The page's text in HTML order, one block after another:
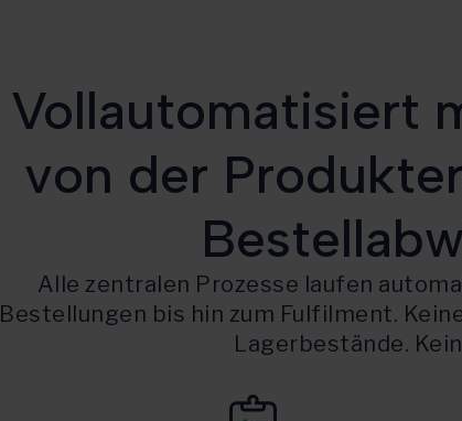
Vollautomatisiert
von der
Alle zentralen Prozesse laufen
Bestellungen bis hin zum Fulfilment.
Lagerbestände.